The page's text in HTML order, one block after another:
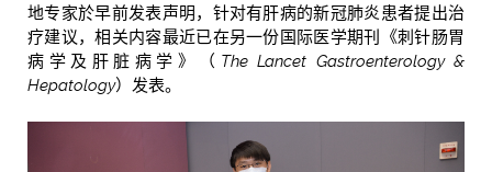
地专家於早前发表声明，针对有肝病的新冠肺炎患者提出治
疗建议，相关内容最近已在另一份国际医学期刊《刺针肠胃
病学及肝脏病学》（ The Lancet Gastroenterology &
Hepatology）发表。